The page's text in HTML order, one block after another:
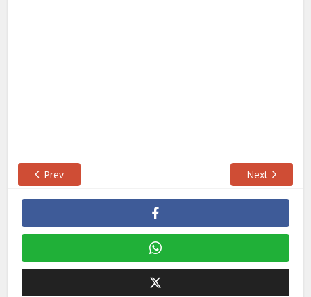
Prev Next